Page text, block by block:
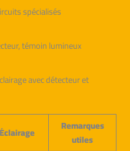
spécialisés
témoin lumineux
avec détecteur et
Éclairage
Remarques
utiles